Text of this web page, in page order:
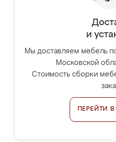
и
Мы доставляем мебель
Московской
Стоимость сборки
ПЕРЕЙТИ